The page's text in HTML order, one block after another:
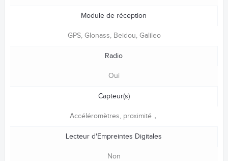
Module de réception
GPS, Glonass, Beidou, Galileo
Radio
Oui
Capteur(s)
Accéléromètres, proximité，
Lecteur d'Empreintes Digitales
Non